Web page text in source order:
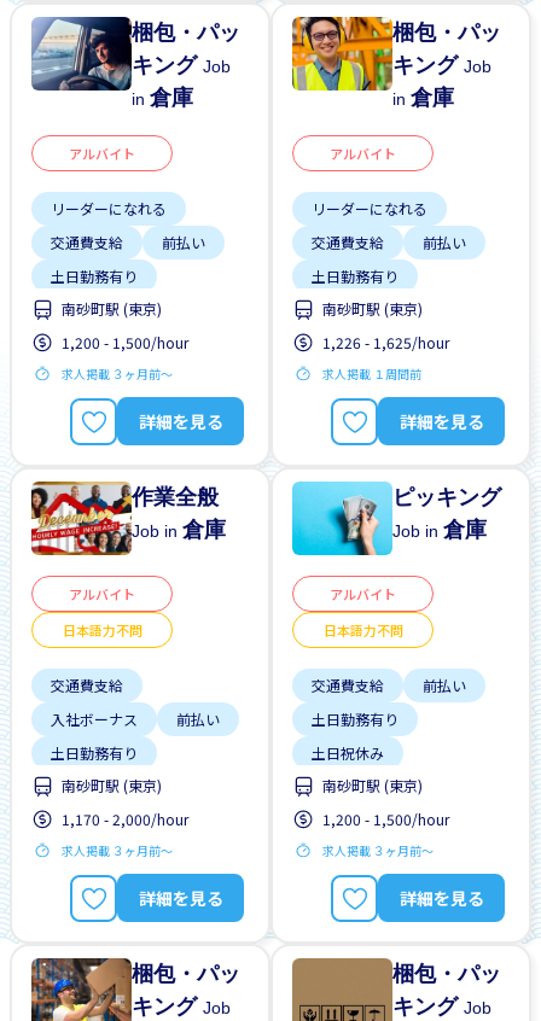
梱包・パッ
キングJob
in倉庫
アルバイト
リーダーになれる
交通費支給
前払い
土日勤務有り
土日祝休み
外国人勤務中
外国人研修マニュアル
夜勤
女性歓迎
南砂町駅 (東京)
1,200 - 1,500/hour
求人掲載 ３ヶ月前〜
詳細を見る
梱包・パッ
キングJob
in倉庫
アルバイト
リーダーになれる
交通費支給
前払い
土日勤務有り
土日祝休み
外国人勤務中
外国人研修マニュアル
夜勤
女性歓迎
南砂町駅 (東京)
1,226 - 1,625/hour
求人掲載 １周間前
詳細を見る
作業全般
Job in倉庫
アルバイト
日本語力不問
交通費支給
入社ボーナス
前払い
土日勤務有り
土日祝休み
外国人勤務中
外国人研修マニュアル
夜勤
女性歓迎
南砂町駅 (東京)
1,170 - 2,000/hour
求人掲載 ３ヶ月前〜
詳細を見る
ピッキング
Job in倉庫
アルバイト
日本語力不問
交通費支給
前払い
土日勤務有り
土日祝休み
外国人勤務中
外国人研修マニュアル
夜勤
女性歓迎
履歴書不要
南砂町駅 (東京)
1,200 - 1,500/hour
求人掲載 ３ヶ月前〜
詳細を見る
梱包・パッ
キングJob
梱包・パッ
キングJob